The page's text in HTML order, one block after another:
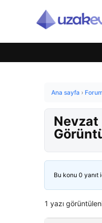
Ana sayfa ›
Nevzat
Bu konu 0 yanıt
1 yazı